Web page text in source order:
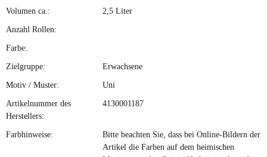
Volumen ca.: 2,5 Liter
Anzahl Rollen:
Farbe:
Zielgruppe: Erwachsene
Motiv / Muster: Uni
Artikelnummer des
Herstellers:
4130001187
Farbhinweise:
Bitte beachten Sie, dass bei Online-Bildern der
Artikel die Farben auf dem heimischen